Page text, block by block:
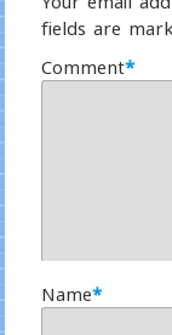
fields are
Comment*
Name*